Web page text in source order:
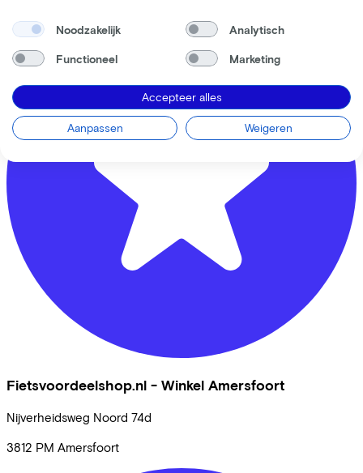
Fietsvoordeelshop.nl - Winkel Amersfoort
Nijverheidsweg Noord 74d
3812 PM Amersfoort
Noodzakelijk Analytisch
Functioneel Marketing
Accepteer alles
Aanpassen Weigeren